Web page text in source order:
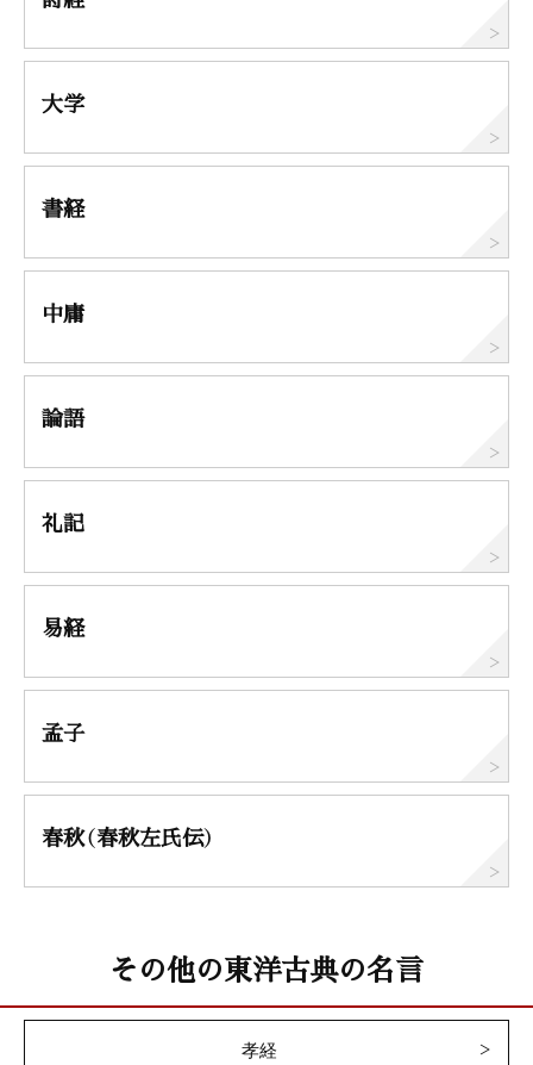
大学
書経
中庸
論語
礼記
易経
孟子
春秋（春秋左氏伝）
その他の東洋古典の名言
孝経